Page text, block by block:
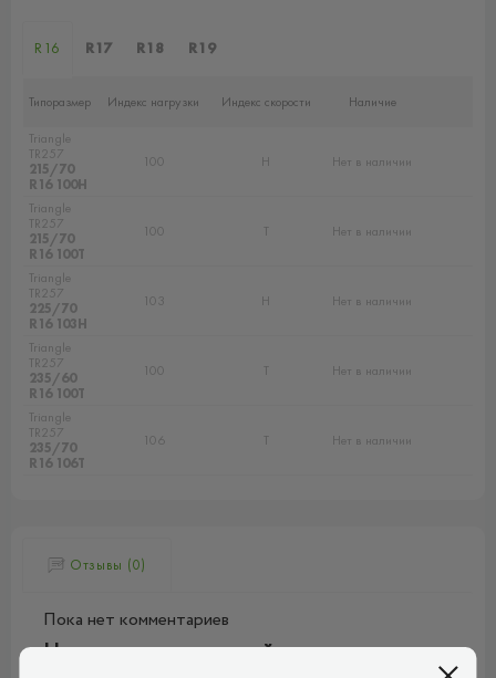
R16 R17 R18 R19
Типоразмер Индекс нагрузки Индекс скорости Наличие
Triangle
TR257
215/70
R16 100H
100 H Нет в наличии
Triangle
TR257
215/70
R16 100T
100 T Нет в наличии
Triangle
TR257
225/70
R16 103H
103 H Нет в наличии
Triangle
TR257
235/60
R16 100T
100 T Нет в наличии
Triangle
TR257
235/70
R16 106T
106 T Нет в наличии
Отзывы (0)
Пока нет комментариев
Написать комментарий